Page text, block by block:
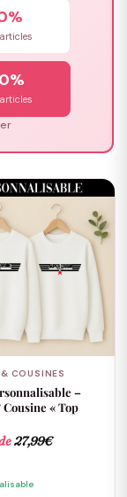
COUSINES
–
« Top
27,99€